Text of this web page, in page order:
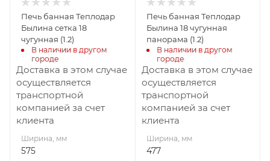
Чугун
Вид топлива
Дрова
Диаметр дымохода,
мм
115
Длина дров, мм
430
110
Печь банная Теплодар
Былина сетка 18
чугунная (1.2)
В наличии в другом
городе
Доставка в этом случае
осуществляется
транспортной
компанией за счет
клиента
Ширина, мм
575
Чугун
Вид топлива
Дрова
Диаметр дымохода,
мм
115
Длина дров, мм
430
60
Печь банная Теплодар
Былина 18 чугунная
панорама (1.2)
В наличии в другом
городе
Доставка в этом случае
осуществляется
транспортной
компанией за счет
клиента
Ширина, мм
477